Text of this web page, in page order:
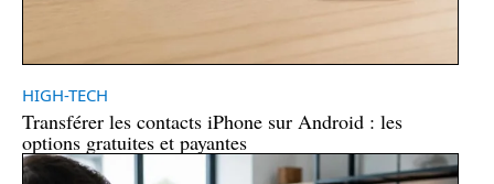
HIGH-TECH
Transférer les contacts iPhone sur Android : les
options gratuites et payantes